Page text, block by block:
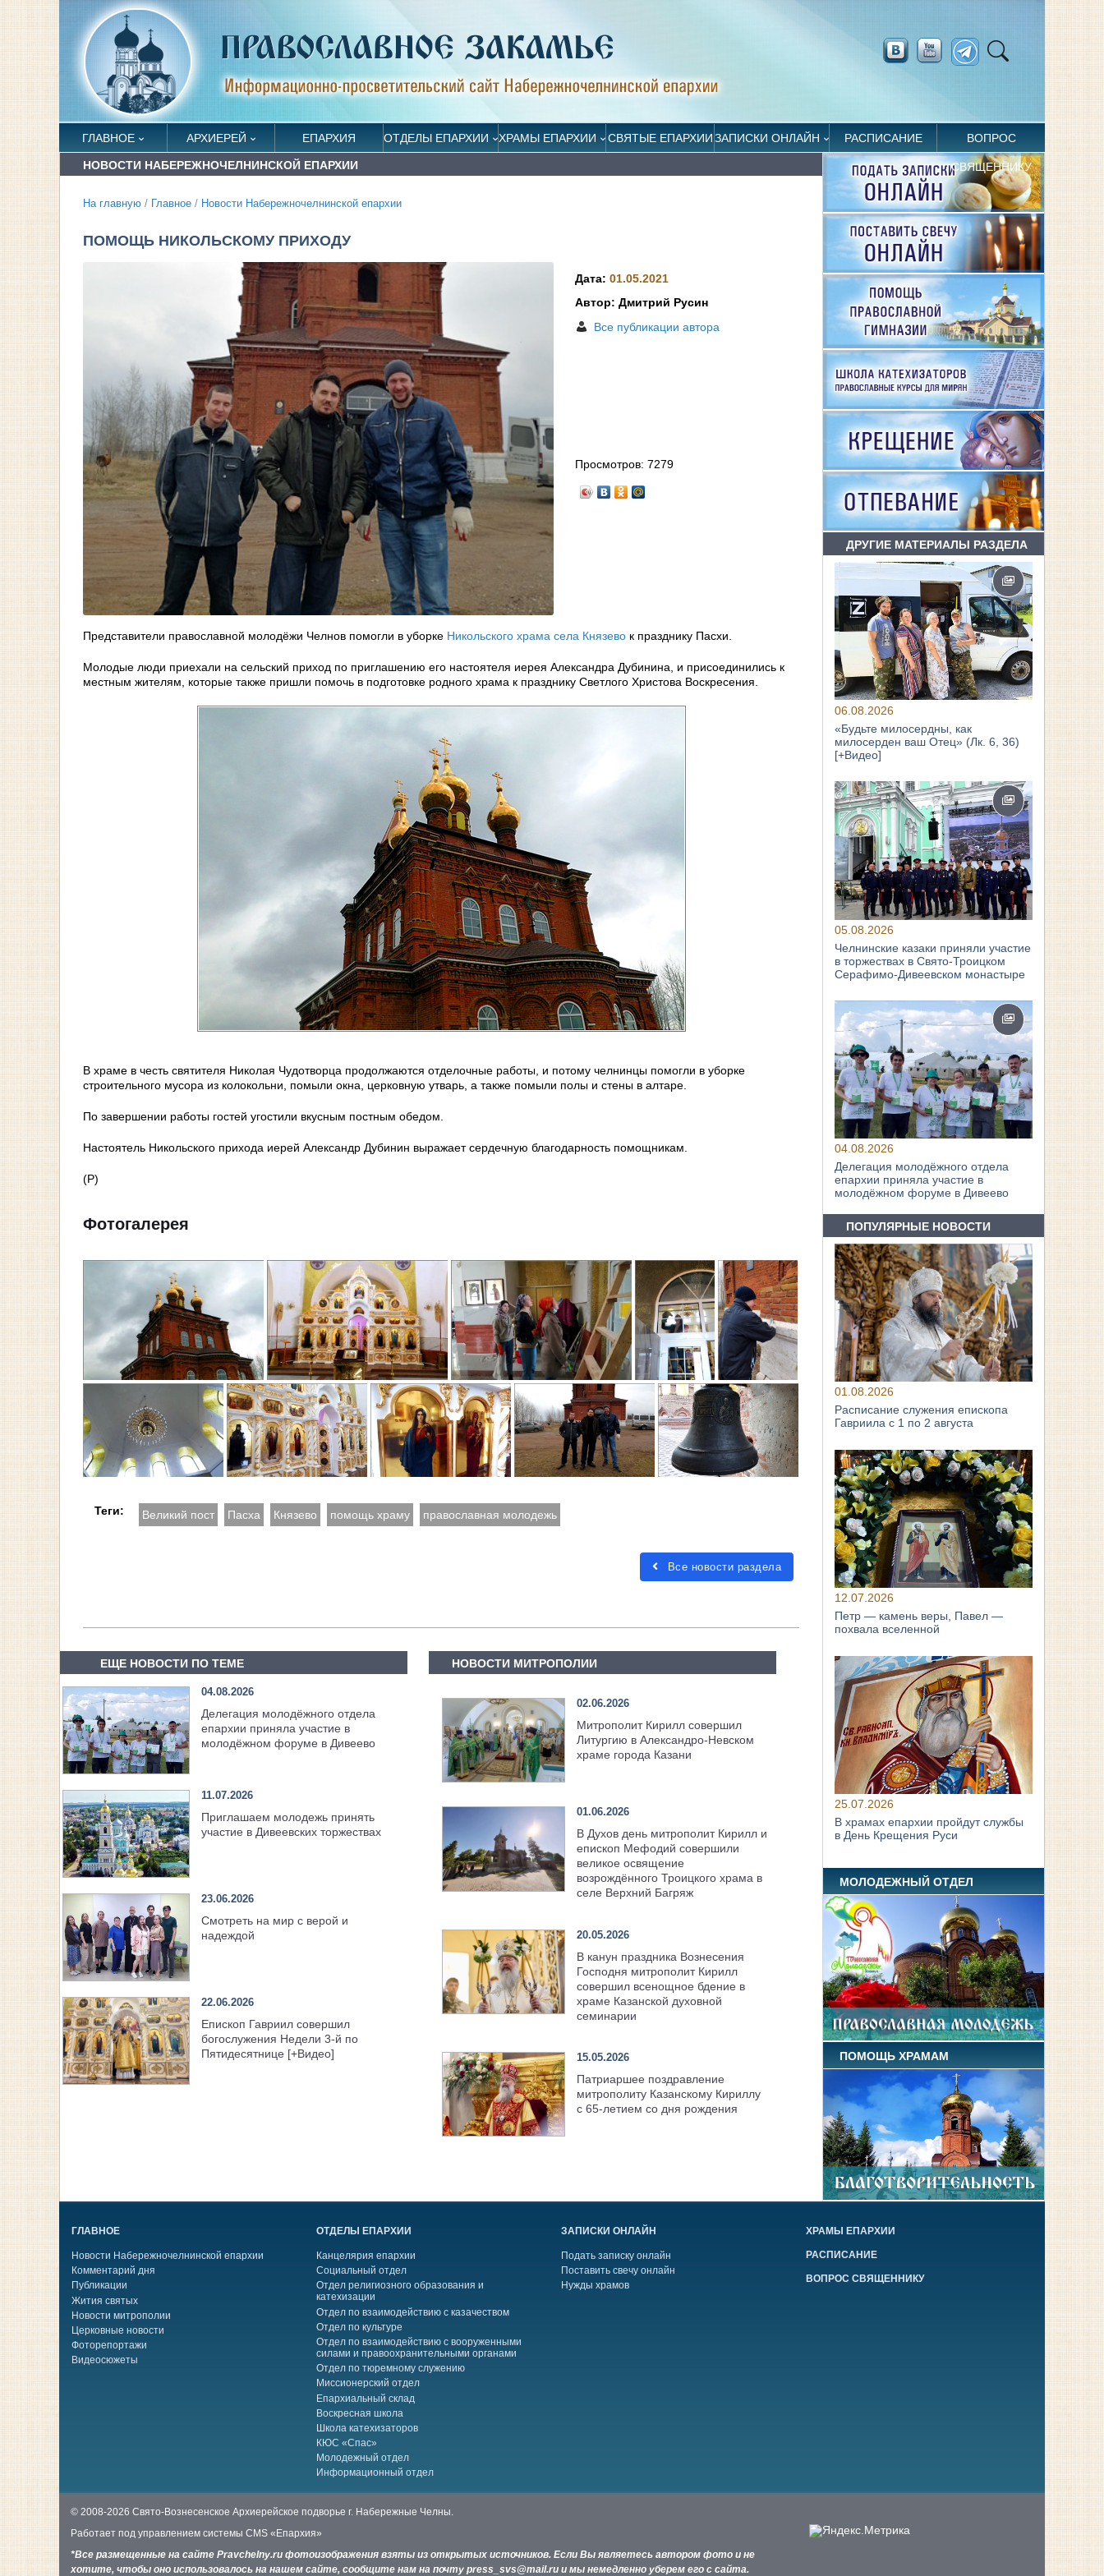
ГЛАВНОЕ АРХИЕРЕЙ ЕПАРХИЯ ОТДЕЛЫ ЕПАРХИИ ХРАМЫ ЕПАРХИИ СВЯТЫЕ ЕПАРХИИЗАПИСКИ ОНЛАЙН РАСПИСАНИЕ ВОПРОС
СВЯЩЕННИКУ
НОВОСТИ НАБЕРЕЖНОЧЕЛНИНСКОЙ ЕПАРХИИ
На главную / Главное / Новости Набережночелнинской епархии
ПОМОЩЬ НИКОЛЬСКОМУ ПРИХОДУ
Дата:01.05.2021
Автор: Дмитрий Русин
Все публикации автора
Просмотров:7279
Представители православной молодёжи Челнов помогли в уборке Никольского храма села Князево к празднику Пасхи.
Молодые люди приехали на сельский приход по приглашению его настоятеля иерея Александра Дубинина, и присоединились к
местным жителям, которые также пришли помочь в подготовке родного храма к празднику Светлого Христова Воскресения.
В храме в честь святителя Николая Чудотворца продолжаются отделочные работы, и потому челнинцы помогли в уборке
строительного мусора из колокольни, помыли окна, церковную утварь, а также помыли полы и стены в алтаре.
По завершении работы гостей угостили вкусным постным обедом.
Настоятель Никольского прихода иерей Александр Дубинин выражает сердечную благодарность помощникам.
(Р)
Фотогалерея
Теги: Великий пост Пасха Князево помощь храму православная молодежь
Все новости раздела
ЕЩЕ НОВОСТИ ПО ТЕМЕ
04.08.2026
Делегация молодёжного отдела
епархии приняла участие в
молодёжном форуме в Дивеево
11.07.2026
Приглашаем молодежь принять
участие в Дивеевских торжествах
23.06.2026
Смотреть на мир с верой и
надеждой
22.06.2026
Епископ Гавриил совершил
богослужения Недели 3-й по
Пятидесятнице [+Видео]
НОВОСТИ МИТРОПОЛИИ
02.06.2026
Митрополит Кирилл совершил
Литургию в Александро-Невском
храме города Казани
01.06.2026
В Духов день митрополит Кирилл и
епископ Мефодий совершили
великое освящение
возрождённого Троицкого храма в
селе Верхний Багряж
20.05.2026
В канун праздника Вознесения
Господня митрополит Кирилл
совершил всенощное бдение в
храме Казанской духовной
семинарии
15.05.2026
Патриаршее поздравление
митрополиту Казанскому Кириллу
с 65-летием со дня рождения
ДРУГИЕ МАТЕРИАЛЫ РАЗДЕЛА
06.08.2026
«Будьте милосердны, как
милосерден ваш Отец» (Лк. 6, 36)
[+Видео]
05.08.2026
Челнинские казаки приняли участие
в торжествах в Свято‑Троицком
Серафимо‑Дивеевском монастыре
04.08.2026
Делегация молодёжного отдела
епархии приняла участие в
молодёжном форуме в Дивеево
ПОПУЛЯРНЫЕ НОВОСТИ
01.08.2026
Расписание служения епископа
Гавриила с 1 по 2 августа
12.07.2026
Петр — камень веры, Павел —
похвала вселенной
25.07.2026
В храмах епархии пройдут службы
в День Крещения Руси
МОЛОДЕЖНЫЙ ОТДЕЛ
ПОМОЩЬ ХРАМАМ
ГЛАВНОЕ
Новости Набережночелнинской епархии
Комментарий дня
Публикации
Жития святых
Новости митрополии
Церковные новости
Фоторепортажи
Видеосюжеты
ОТДЕЛЫ ЕПАРХИИ
Канцелярия епархии
Социальный отдел
Отдел религиозного образования и
катехизации
Отдел по взаимодействию с казачеством
Отдел по культуре
Отдел по взаимодействию с вооруженными
силами и правоохранительными органами
Отдел по тюремному служению
Миссионерский отдел
Епархиальный склад
Воскресная школа
Школа катехизаторов
КЮС «Спас»
Молодежный отдел
Информационный отдел
ЗАПИСКИ ОНЛАЙН
Подать записку онлайн
Поставить свечу онлайн
Нужды храмов
ХРАМЫ ЕПАРХИИ
РАСПИСАНИЕ
ВОПРОС СВЯЩЕННИКУ
© 2008-2026 Свято-Вознесенское Архиерейское подворье г. Набережные Челны.
Работает под управлением системы CMS «Епархия»
*Все размещенные на сайте Pravchelny.ru фотоизображения взяты из открытых источников. Если Вы являетесь автором фото и не
хотите, чтобы оно использовалось на нашем сайте, сообщите нам на почту press_svs@mail.ru и мы немедленно уберем его с сайта.